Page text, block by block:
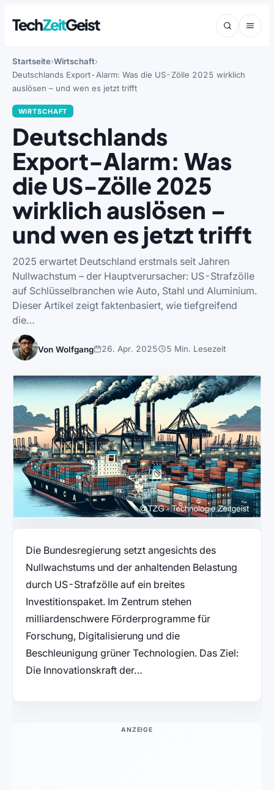
TechZeitGeist
Startseite Wirtschaft
Deutschlands Export-Alarm: Was die US-Zölle 2025 wirklich
auslösen – und wen es jetzt trifft
WIRTSCHAFT
Deutschlands
Export-Alarm: Was
die US-Zölle 2025
wirklich auslösen –
und wen es jetzt trifft
2025 erwartet Deutschland erstmals seit Jahren
Nullwachstum – der Hauptverursacher: US-Strafzölle
auf Schlüsselbranchen wie Auto, Stahl und Aluminium.
Dieser Artikel zeigt faktenbasiert, wie tiefgreifend
die…
Von Wolfgang 26. Apr. 2025 5 Min. Lesezeit
Die Bundesregierung setzt angesichts des
Nullwachstums und der anhaltenden Belastung
durch US-Strafzölle auf ein breites
Investitionspaket. Im Zentrum stehen
milliardenschwere Förderprogramme für
Forschung, Digitalisierung und die
Beschleunigung grüner Technologien. Das Ziel:
Die Innovationskraft der…
ANZEIGE